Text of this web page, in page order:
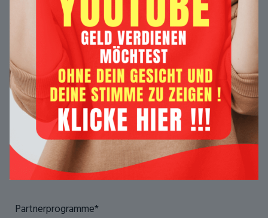
Partnerprogramme*